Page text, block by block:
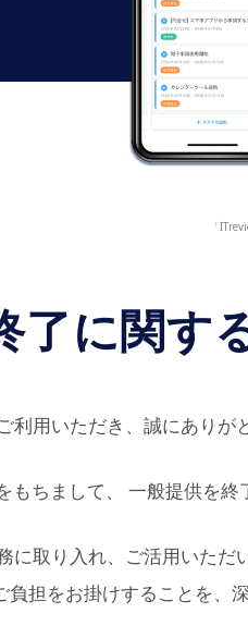
「
了に関す
利用いただき、誠にありが
もちまして、 一般提供を終
に取り入れ、ご活用いただ
担をお掛けすることを、